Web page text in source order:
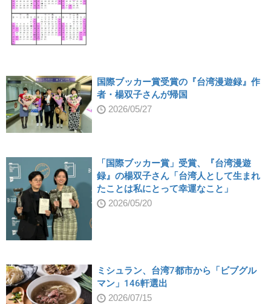
国際ブッカー賞受賞の『台湾漫遊録』作
者・楊双子さんが帰国
2026/05/27
「国際ブッカー賞」受賞、『台湾漫遊
録』の楊双子さん「台湾人として生まれ
たことは私にとって幸運なこと」
2026/05/20
ミシュラン、台湾7都市から「ビブグル
マン」146軒選出
2026/07/15